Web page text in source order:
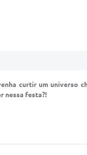
curtir um universo
nessa festa?!